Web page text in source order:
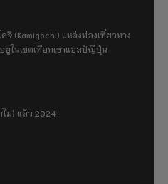
จิ (Kamigōchi) แหล่งท่องเที่ยวทาง
ยู่ในเขตเทือกเขาแอลป์ญี่ปุ่น
ม) แล้ว 2024